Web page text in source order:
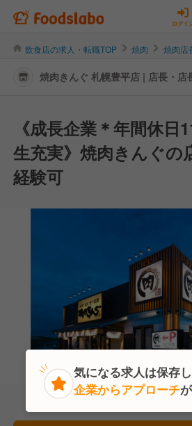
ログイ
飲食店の求人・転職TOP 焼肉 焼肉店
焼肉きんぐ 札幌豊平店 | 店長・店
《成長企業＊年間休日
生充実》焼肉きんぐの
経験可
気になる求人は保存し
企業からアプローチ